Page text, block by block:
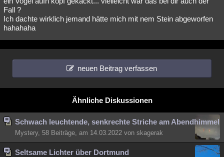
Fall ?
Ich dachte wirklich jemand hätte mich mit nem Stein abgeworfen
hahahaha
neuen Beitrag verfassen
Ähnliche Diskussionen
Schwach leuchtende, senkrechte Striche am Abendhimmel
Mystery, 58 Beiträge, am 14.03.2022 von skagerak
Seltsame Lichter über Dortmund